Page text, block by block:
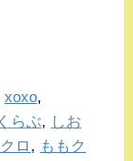
xoxo,
くらぶ, しお
ロ , ももク